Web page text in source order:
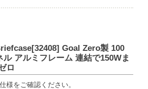
Goal Zero製 100
ル アルミフレーム 連結で150Wま
ロ
様をご確認ください。